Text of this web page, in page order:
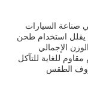
صناعة السيارات
يقلل استخدام طحن
الإجمالي
للغاية للتآكل
الطقس